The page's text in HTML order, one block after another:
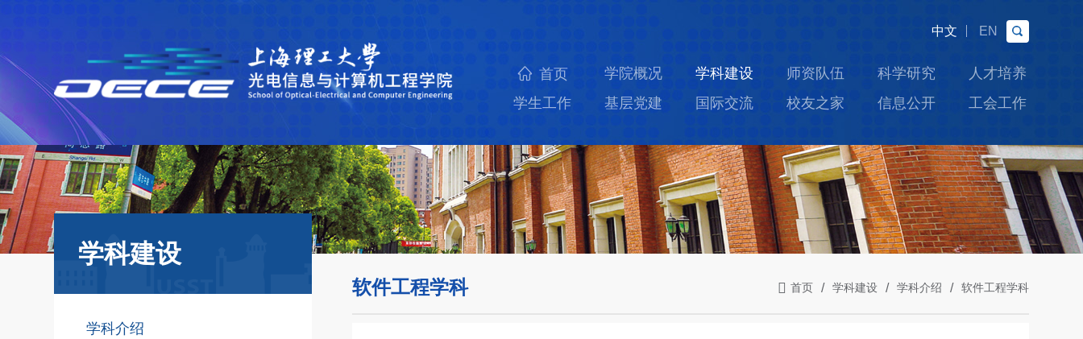
中文 EN
首页 学院概况 学科建设 师资队伍 科学研究
人才培养
学生工作
基层党建 国际交流 校友之家 信息公开 工会工作
学科建设
学科介绍
软件工程学科 首页 学科建设 学科介绍 软件工程学科